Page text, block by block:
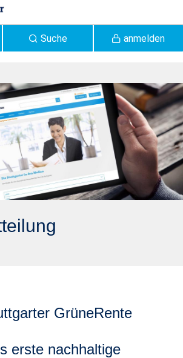
anmelden
Suche
Stuttgarter
index-safe:
erste
Indexrente -
GrüneRente
erste nachhaltige